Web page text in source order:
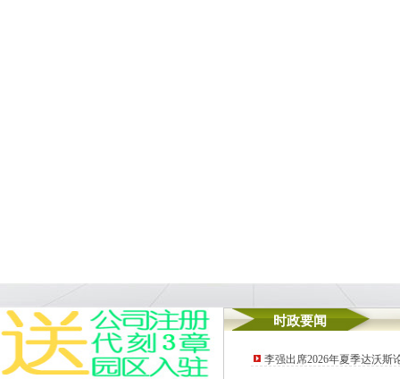
时政要闻
李强出席2026年夏季达沃斯